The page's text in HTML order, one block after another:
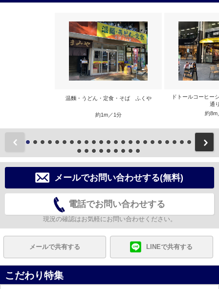
温麵・うどん・定食・そば ふくや
約1m／1分
ドトールコーヒー
通
約8m
前
メールでお問い合わせする(無料)
電話でお問い合わせする
現況の確認はお気軽にお問い合わせください。
メールで共有する LINEで共有する
こだわり特集